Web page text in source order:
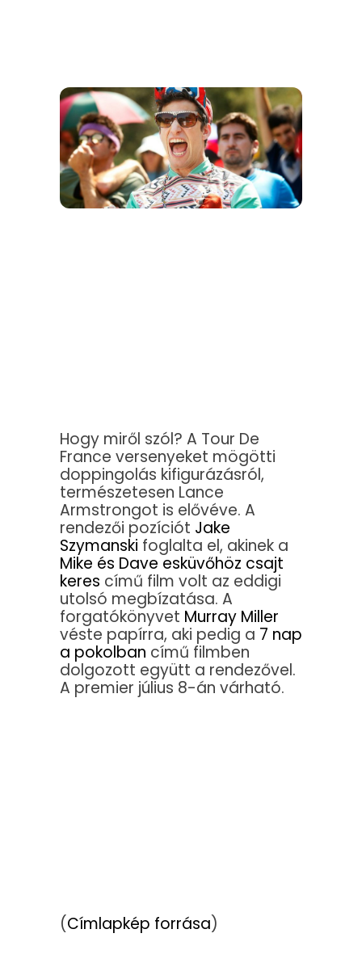
Hogy miről szól? A Tour De
France versenyeket mögötti
doppingolás kifigurázásról,
természetesen Lance
Armstrongot is elővéve. A
rendezői pozíciót Jake
Szymanski foglalta el, akinek a
Mike és Dave esküvőhöz csajt
keres című film volt az eddigi
utolsó megbízatása. A
forgatókönyvet Murray Miller
véste papírra, aki pedig a 7 nap
a pokolban című filmben
dolgozott együtt a rendezővel.
A premier július 8-án várható.
(Címlapkép forrása)